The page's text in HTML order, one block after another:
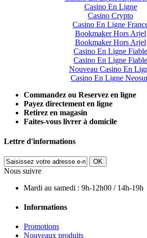
Casino En Ligne
Casino Crypto
Casino En Ligne
Bookmaker Hors Arjel
Bookmaker Hors Arjel
Casino En Ligne Fiable
Casino En Ligne Fiable
Nouveau Casino En
Casino En Ligne
Commandez ou Reservez en ligne
Payez directement en ligne
Retirez en magasin
Faites-vous livrer à domicile
Lettre d'informations
OK
Nous suivre
Mardi au samedi : 9h-12h00 / 14h-19h
Informations
Promotions
Nouveaux produits